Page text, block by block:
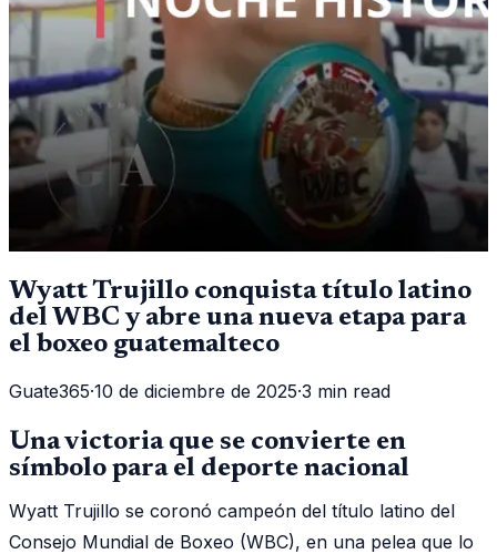
Wyatt Trujillo conquista título latino
del WBC y abre una nueva etapa para
el boxeo guatemalteco
Guate365·10 de diciembre de 2025·3 min read
Una victoria que se convierte en
símbolo para el deporte nacional
Wyatt Trujillo se coronó campeón del título latino del
Consejo Mundial de Boxeo (WBC), en una pelea que lo